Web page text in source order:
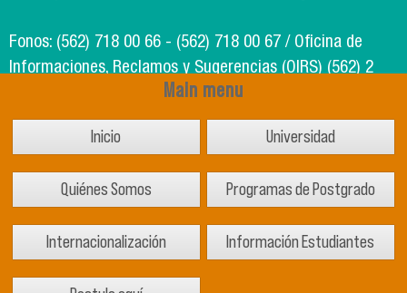
Main menu
Inicio Universidad
Quiénes Somos Programas de Postgrado
Internacionalización Información Estudiantes
Fonos: (562) 718 00 66 - (562) 718 00 67 / Oficina de
Informaciones, Reclamos y Sugerencias (OIRS) (562) 2
Soporte Informático Segic: (562) 718 02 25